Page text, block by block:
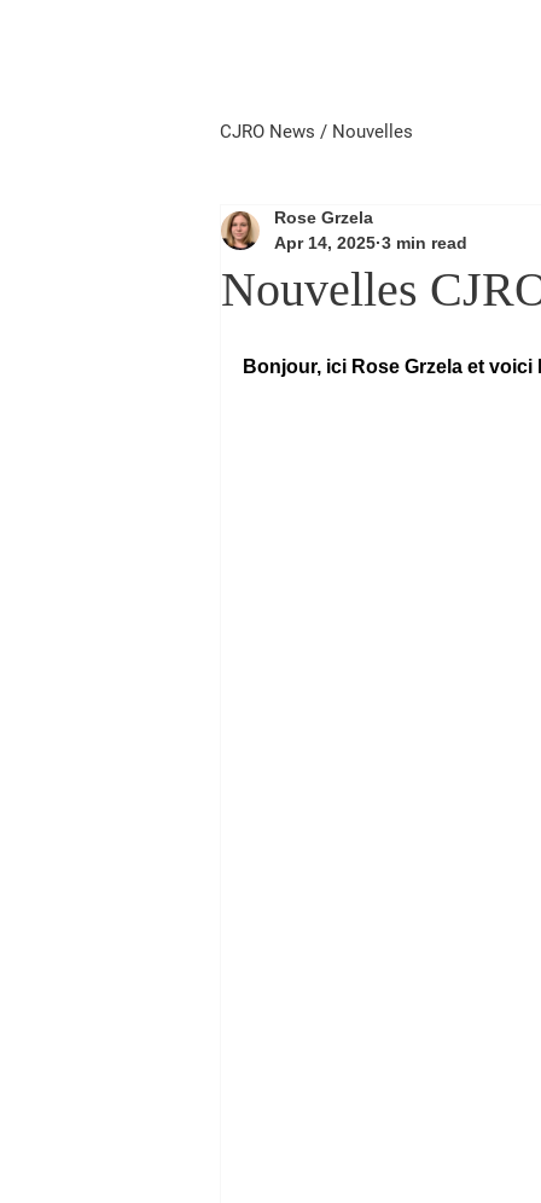
CJRO News / Nouvelles
Nouvelles
Rose Grzela
Apr 14, 2025 3 min read
Bonjour, ici Rose Grzela et